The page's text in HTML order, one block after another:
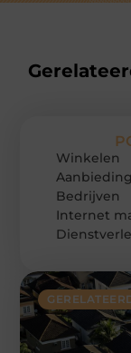
Winkelen
Bedrijven
Internet